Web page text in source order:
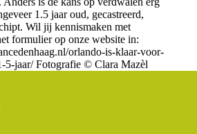
1.5 jaar oud, gecastreerd,
Wil jij kennismaken met
formulier op onze website in:
orlando-is-klaar-voor-
5-jaar/ Fotografie © Clara Mazèl